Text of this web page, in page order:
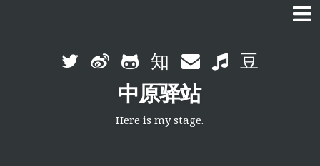
Skip
中原驿站
Here is my stage.